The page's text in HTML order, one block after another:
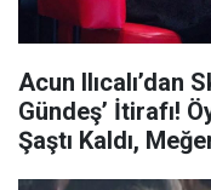
Acun Ilıcalı’dan
Gündeş’ İtirafı!
Şaştı Kaldı,